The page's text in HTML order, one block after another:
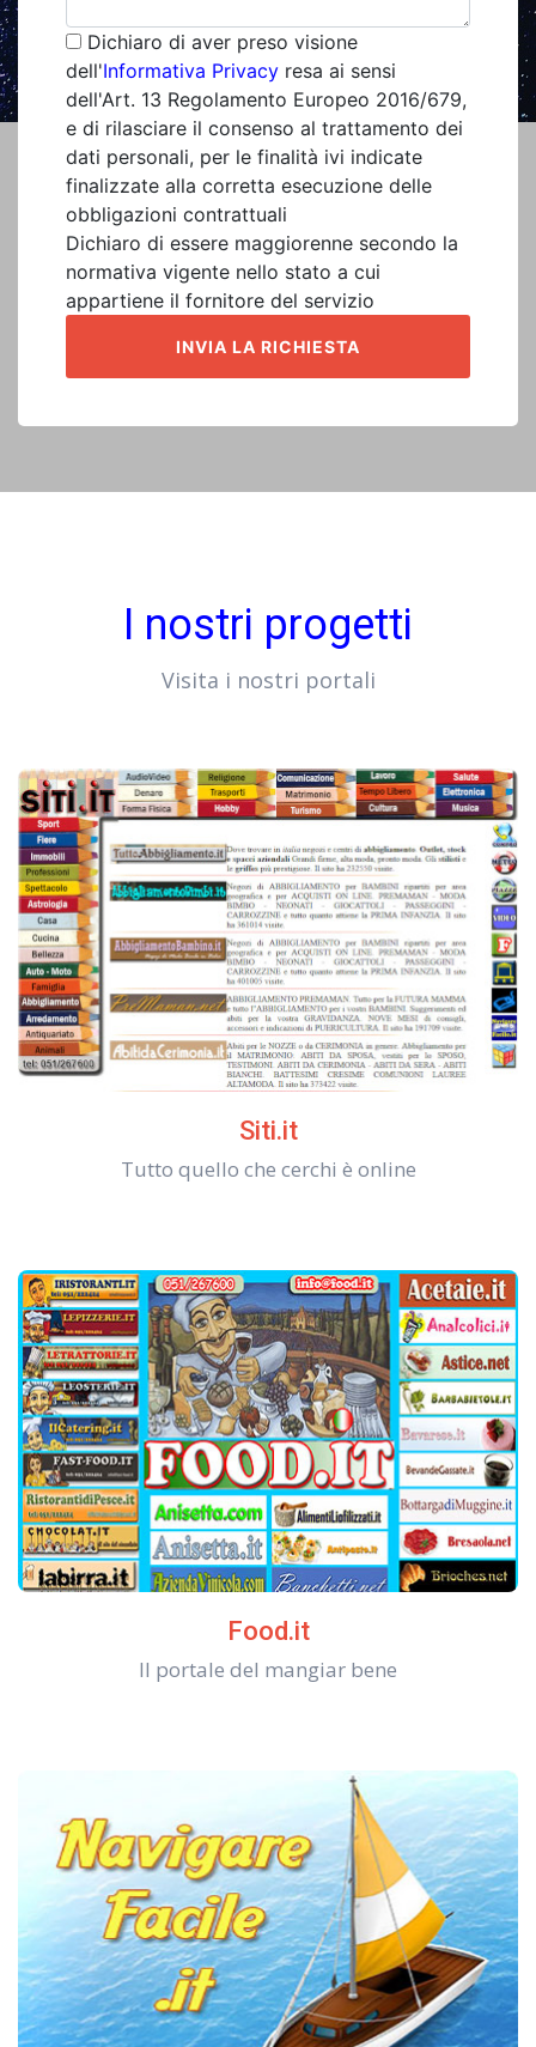
Dichiaro di aver preso visione
dell'Informativa Privacy resa ai sensi
dell'Art. 13 Regolamento Europeo 2016/679,
e di rilasciare il consenso al trattamento dei
dati personali, per le finalità ivi indicate
finalizzate alla corretta esecuzione delle
obbligazioni contrattuali
Dichiaro di essere maggiorenne secondo la
normativa vigente nello stato a cui
appartiene il fornitore del servizio
I nostri progetti
Visita i nostri portali
Siti.it
Tutto quello che cerchi è online
Food.it
Il portale del mangiar bene